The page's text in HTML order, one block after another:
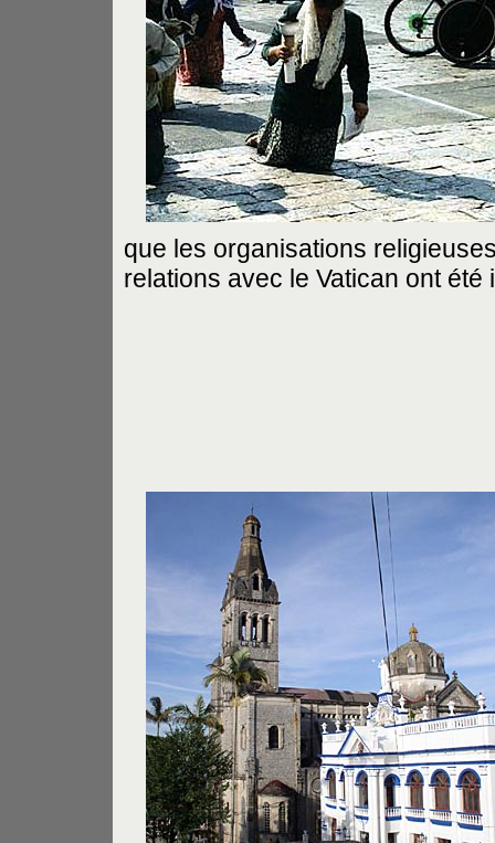
que les organisations
relations avec le Vatican ont été